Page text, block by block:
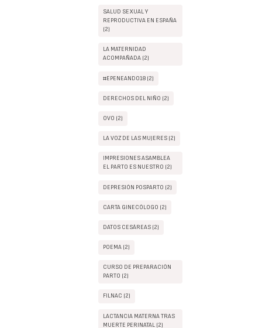
SALUD SEXUAL Y
REPRODUCTIVA EN ESPAÑA
(2)
LA MATERNIDAD
ACOMPAÑADA (2)
#EPENEANDO18 (2)
DERECHOS DEL NIÑO (2)
OVO (2)
LA VOZ DE LAS MUJERES (2)
IMPRESIONES ASAMBLEA
EL PARTO ES NUESTRO (2)
DEPRESIÓN POSPARTO (2)
CARTA GINECÓLOGO (2)
DATOS CESÁREAS (2)
POEMA (2)
CURSO DE PREPARACIÓN
PARTO (2)
FILNAC (2)
LACTANCIA MATERNA TRAS
MUERTE PERINATAL (2)